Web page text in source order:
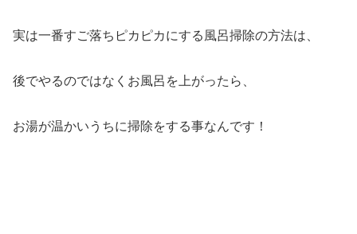
実は一番すご落ちピカピカにする風呂掃除の方法は、
後でやるのではなくお風呂を上がったら、
お湯が温かいうちに掃除をする事なんです！